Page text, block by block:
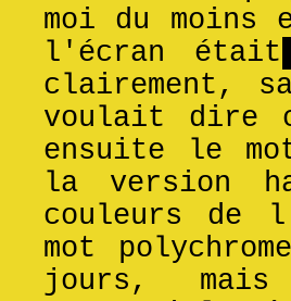
moi du moins
l'écran était
clairement,
voulait dire
ensuite le
la version
couleurs de
mot
jours,